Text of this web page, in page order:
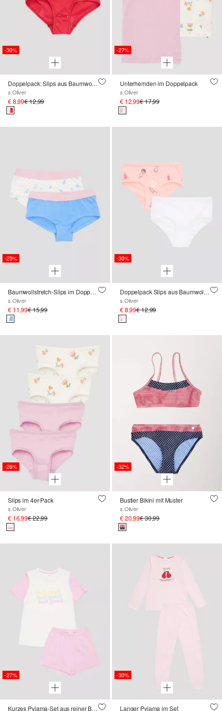
-30%
Doppelpack: Slips aus Baumwollstretch
s.Oliver
€ 8,99€ 12,99
-27%
Unterhemden im Doppelpack
s.Oliver
€ 12,99€ 17,99
-25%
Baumwollstretch-Slips im Doppelpack
s.Oliver
€ 11,99€ 15,99
-30%
Doppelpack Slips aus Baumwollstretch
s.Oliver
€ 8,99€ 12,99
-26%
Slips im 4er-Pack
s.Oliver
€ 16,99€ 22,99
-32%
Bustier Bikini mit Muster
s.Oliver
€ 20,99€ 30,99
-27%
Kurzes Pyjama-Set aus reiner Baumwolle
-30%
Langer Pyjama im Set